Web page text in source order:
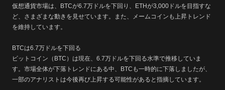
仮想通貨市場は、BTCが6.7万ドルを下回り、ETHが3,000ドルを目指すな
ど、さまざまな動きを見せています。また、メームコインも上昇トレンド
を維持しています。
BTCは6.7万ドルを下回る
ビットコイン（BTC）は現在、6.7万ドルを下回る水準で推移していま
す。市場全体が下落トレンドにある中、BTCも一時的に下落しましたが、
一部のアナリストは今後再び上昇する可能性があると指摘しています。